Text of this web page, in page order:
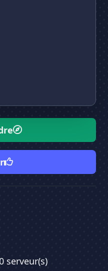
serveur(s)